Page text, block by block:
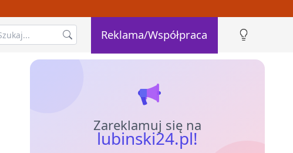
Reklama/Współpraca
Zareklamuj się na
lubinski24.pl!